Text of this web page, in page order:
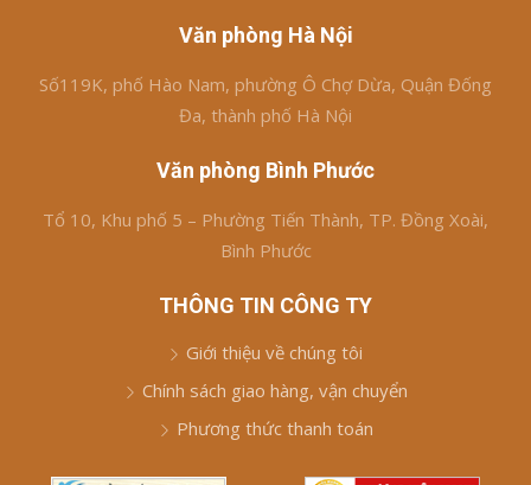
Văn phòng Hà Nội
Số119K, phố Hào Nam, phường Ô Chợ Dừa, Quận Đống
Đa, thành phố Hà Nội
Văn phòng Bình Phước
Tổ 10, Khu phố 5 – Phường Tiến Thành, TP. Đồng Xoài,
Bình Phước
THÔNG TIN CÔNG TY
Giới thiệu về chúng tôi
Chính sách giao hàng, vận chuyển
Phương thức thanh toán